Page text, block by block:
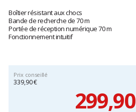
avis
clients
Boîtier résistant aux chocs
Bande de recherche de 70 m
Portée de réception numérique 70 m
Fonctionnement intuitif
Prix conseillé
339,90 €